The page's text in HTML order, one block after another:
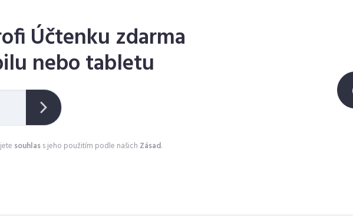
Účtenku zdarma
nebo tabletu
souhlass jeho použitím podle našich Zásad.